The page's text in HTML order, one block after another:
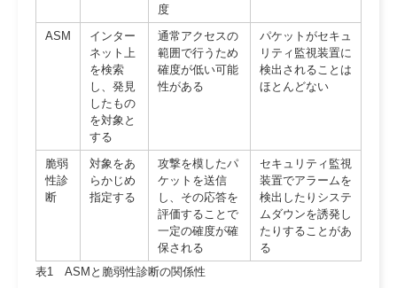
度
ASM
インター
ネット上
を検索
し、発見
したもの
を対象と
する
通常アクセスの
範囲で行うため
確度が低い可能
性がある
パケットがセキュ
リティ監視装置に
検出されることは
ほとんどない
脆弱
性診
断
対象をあ
らかじめ
指定する
攻撃を模したパ
ケットを送信
し、その応答を
評価することで
一定の確度が確
保される
セキュリティ監視
装置でアラームを
検出したりシステ
ムダウンを誘発し
たりすることがあ
る
表1 ASMと脆弱性診断の関係性